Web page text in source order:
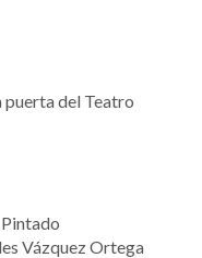
del Teatro
Vázquez Ortega